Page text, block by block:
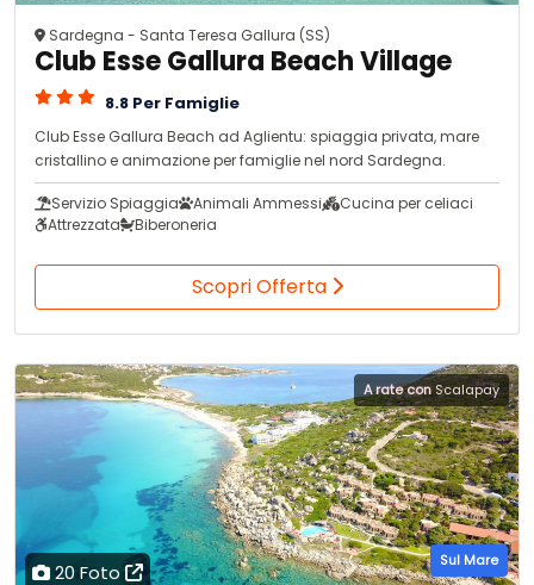
Sardegna - Santa Teresa Gallura (SS)
Club Esse Gallura Beach Village
8.8 Per Famiglie
Club Esse Gallura Beach ad Aglientu: spiaggia privata, mare
cristallino e animazione per famiglie nel nord Sardegna.
Servizio Spiaggia Animali Ammessi
Cucina per celiaci
Attrezzata
Biberoneria
Scopri Offerta
20 Foto
A rate conScalapay
Sul Mare